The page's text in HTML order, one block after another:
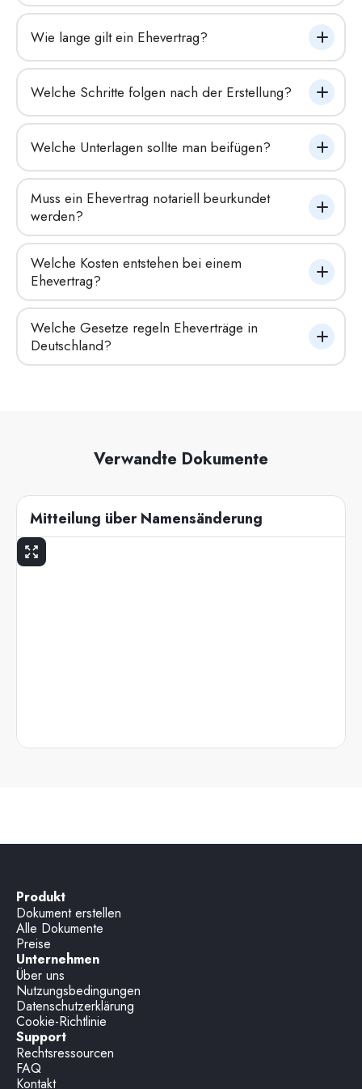
Wie lange gilt ein Ehevertrag?
Welche Schritte folgen nach der Erstellung?
Welche Unterlagen sollte man beifügen?
Muss ein Ehevertrag notariell beurkundet
werden?
Welche Kosten entstehen bei einem
Ehevertrag?
Welche Gesetze regeln Eheverträge in
Deutschland?
Verwandte Dokumente
Mitteilung über Namensänderung
Produkt
Dokument erstellen
Alle Dokumente
Preise
Unternehmen
Über uns
Nutzungsbedingungen
Datenschutzerklärung
Cookie-Richtlinie
Support
Rechtsressourcen
FAQ
Kontakt